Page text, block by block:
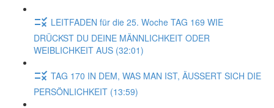
LEITFADEN für die 25. Woche TAG 169 WIE
DRÜCKST DU DEINE MÄNNLICHKEIT ODER
WEIBLICHKEIT AUS (32:01)
TAG 170 IN DEM, WAS MAN IST, ÄUSSERT SICH DIE
PERSÖNLICHKEIT (13:59)